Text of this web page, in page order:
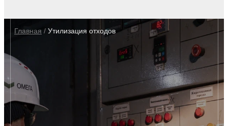
Главная / Утилизация отходов